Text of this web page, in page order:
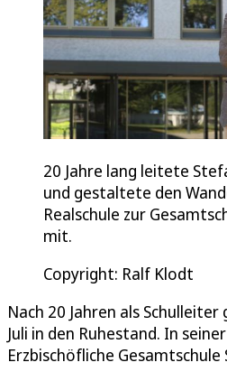
20 Jahre lang leitete
und gestaltete den
Realschule zur
mit.
Copyright: Ralf Klodt
Nach 20 Jahren als
Juli in den Ruhestand. In
Erzbischöfliche